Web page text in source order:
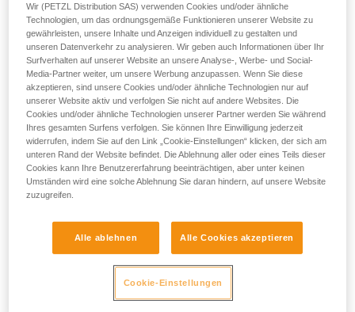
Vorgang alleine sicher zu wiederholen, bevor
Sie ihn eigenständig durchführen.
Wir geben Beispiele für die mit Ihrer Aktivität
verbundenen Techniken. Möglicherweise gibt es
noch andere Techniken, die hier nicht
beschrieben werden.
(über 10 und unter 1000
Std. im Jahr)
ZONE 1 ZONE 21
Nur kurzzeitig
vorhanden
(unter 10 Std. im Jahr)
ZONE 2 ZONE 22
Beispiel für ATEX-Zonen:
Wir (PETZL Distribution SAS) verwenden Cookies und/oder ähnliche
Technologien, um das ordnungsgemäße Funktionieren unserer Website zu
gewährleisten, unsere Inhalte und Anzeigen individuell zu gestalten und
unseren Datenverkehr zu analysieren. Wir geben auch Informationen über Ihr
Surfverhalten auf unserer Website an unsere Analyse-, Werbe- und Social-
Media-Partner weiter, um unsere Werbung anzupassen. Wenn Sie diese
akzeptieren, sind unsere Cookies und/oder ähnliche Technologien nur auf
unserer Website aktiv und verfolgen Sie nicht auf andere Websites. Die
Cookies und/oder ähnliche Technologien unserer Partner werden Sie während
Ihres gesamten Surfens verfolgen. Sie können Ihre Einwilligung jederzeit
widerrufen, indem Sie auf den Link „Cookie-Einstellungen“ klicken, der sich am
unteren Rand der Website befindet. Die Ablehnung aller oder eines Teils dieser
Cookies kann Ihre Benutzererfahrung beeinträchtigen, aber unter keinen
Umständen wird eine solche Ablehnung Sie daran hindern, auf unsere Website
zuzugreifen.
Alle ablehnen Alle Cookies akzeptieren
Cookie-Einstellungen